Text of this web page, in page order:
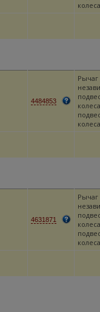
колеса
4484853
Рычаг
колеса
4631871
Рычаг
колеса